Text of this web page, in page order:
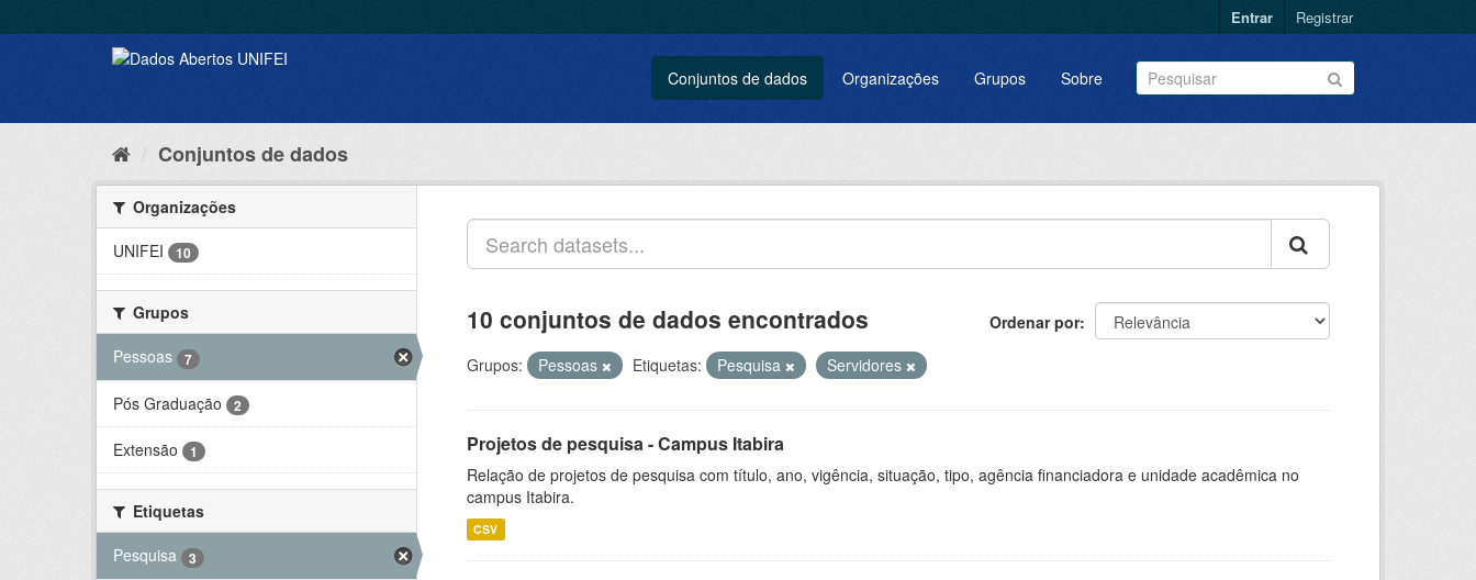
Entrar Registrar
Conjuntos de dados Organizações Grupos Sobre
Conjuntos de dados
Organizações
UNIFEI
10
Grupos
Pessoas
7
Pós Graduação 2
Extensão 1
Etiquetas
Pesquisa
3
Ordenar por
10 conjuntos de dados encontrados
Grupos: Pessoas Etiquetas: Pesquisa Servidores
Projetos de pesquisa - Campus Itabira
Relação de projetos de pesquisa com título, ano, vigência, situação, tipo, agência financiadora e unidade acadêmica no
campus Itabira.
CSV